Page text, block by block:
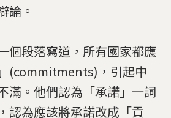
論。
個段落寫道，所有國家都應
(commitments)，引起中
滿。他們認為「承諾」一詞
認為應該將承諾改成「貢